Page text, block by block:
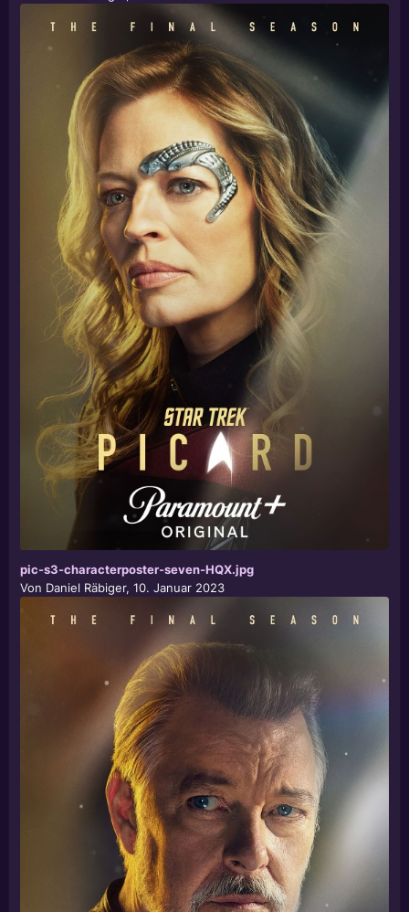
pic-s3-characterposter-seven-HQX.jpg
Von Daniel Räbiger, 10. Januar 2023